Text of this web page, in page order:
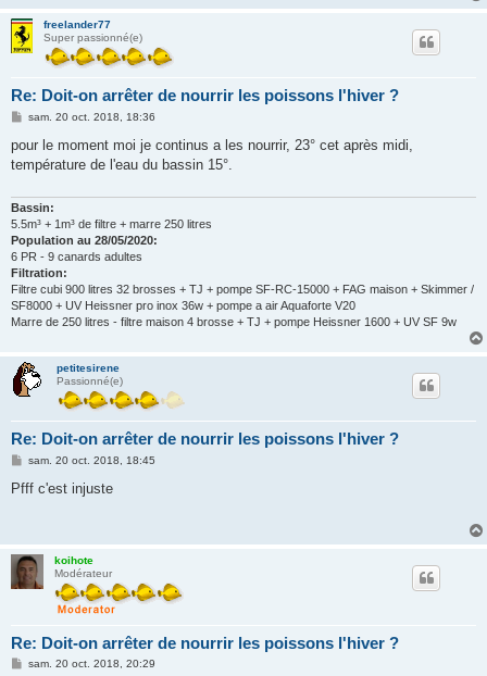
freelander77
Super passionné(e)
Re: Doit-on arrêter de nourrir les poissons l'hiver ?
M
s
a
sam. 20 oct. 2018, 18:36
pour le moment moi je continus a les nourrir, 23° cet après midi,
température de l'eau du bassin 15°.
Bassin:
5.5m³ + 1m³ de filtre + marre 250 litres
Population au 28/05/2020:
6 PR - 9 canards adultes
Filtration:
Filtre cubi 900 litres 32 brosses + TJ + pompe SF-RC-15000 + FAG maison + Skimmer /
SF8000 + UV Heissner pro inox 36w + pompe a air Aquaforte V20
Marre de 250 litres - filtre maison 4 brosse + TJ + pompe Heissner 1600 + UV SF 9w
petitesirene
Passionné(e)
Re: Doit-on arrêter de nourrir les poissons l'hiver ?
M
s
sam. 20 oct. 2018, 18:45
Pfff c'est injuste
koihote
Modérateur
Re: Doit-on arrêter de nourrir les poissons l'hiver ?
Msam. 20 oct. 2018, 20:29